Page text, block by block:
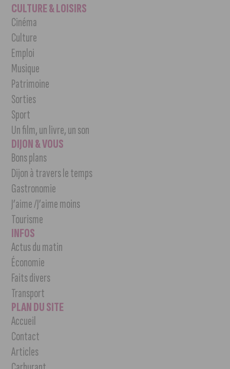
CULTURE & LOISIRS
Cinéma
Culture
Emploi
Musique
Patrimoine
Sorties
Sport
Un film, un livre, un son
DIJON & VOUS
Bons plans
Dijon à travers le temps
Gastronomie
J’aime /J’aime moins
Tourisme
INFOS
Actus du matin
Économie
Faits divers
Transport
PLAN DU SITE
Accueil
Contact
Articles